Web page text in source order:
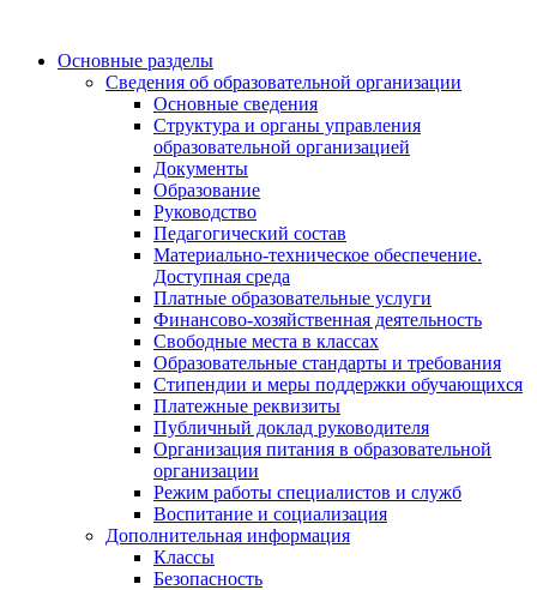
Основные разделы
Сведения об образовательной организации
Основные сведения
Структура и органы управления
образовательной организацией
Документы
Образование
Руководство
Педагогический состав
Материально-техническое обеспечение.
Доступная среда
Платные образовательные услуги
Финансово-хозяйственная деятельность
Свободные места в классах
Образовательные стандарты и требования
Стипендии и меры поддержки обучающихся
Платежные реквизиты
Публичный доклад руководителя
Организация питания в образовательной
организации
Режим работы специалистов и служб
Воспитание и социализация
Дополнительная информация
Классы
Безопасность